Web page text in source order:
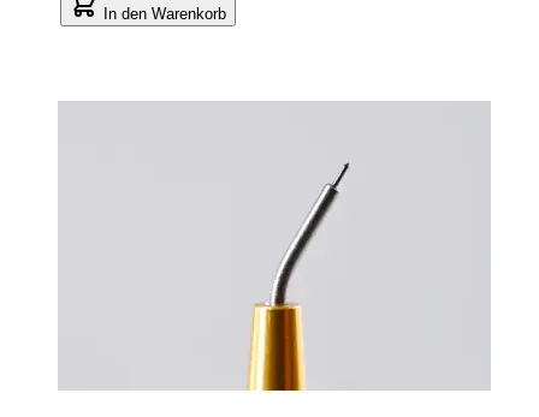
In den Warenkorb